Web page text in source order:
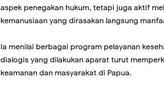
aspek penegakan hukum, tetapi juga aktif
kemanusiaan yang dirasakan langsung
Ia menilai berbagai program pelayanan
dialogis yang dilakukan aparat turut
keamanan dan masyarakat di Papua.